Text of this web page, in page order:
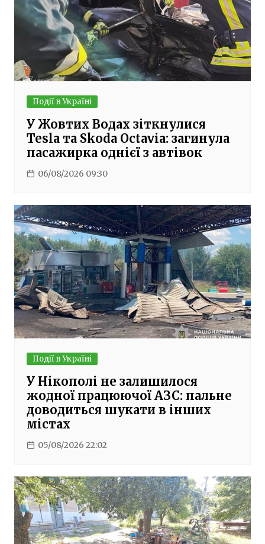
Події в Україні
У Жовтих Водах зіткнулися
Tesla та Skoda Octavia: загинула
пасажирка однієї з автівок
06/08/2026 09:30
Події в Україні
У Нікополі не залишилося
жодної працюючої АЗС: пальне
доводиться шукати в інших
містах
05/08/2026 22:02